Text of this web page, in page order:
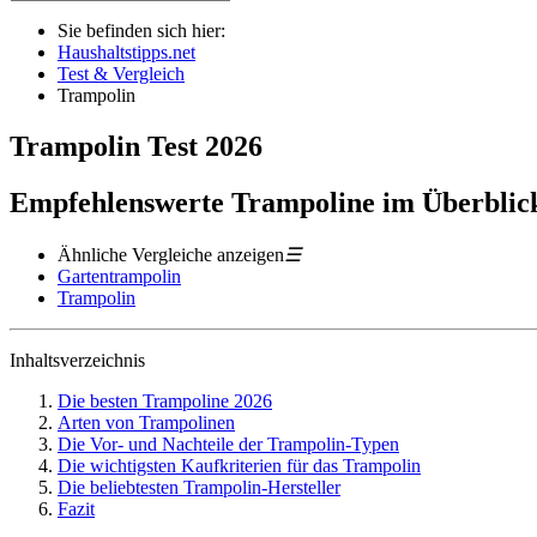
Sie befinden sich hier:
Haushaltstipps.net
Test & Vergleich
Trampolin
Trampolin Test 2026
Empfehlenswerte Trampoline im
Ähnliche Vergleiche anzeigen☰
Gartentrampolin
Trampolin
Inhaltsverzeichnis
Die besten Trampoline 2026
Arten von Trampolinen
Die Vor- und Nachteile der Trampolin-Typen
Die wichtigsten Kaufkriterien für das Trampolin
Die beliebtesten Trampolin-Hersteller
Fazit